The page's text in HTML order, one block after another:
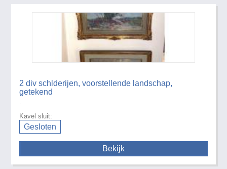
2 div schlderijen, voorstellende landschap,
getekend
Kavel sluit:
Gesloten
Bekijk